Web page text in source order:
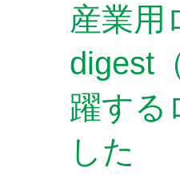
産業用
digest
躍する
した